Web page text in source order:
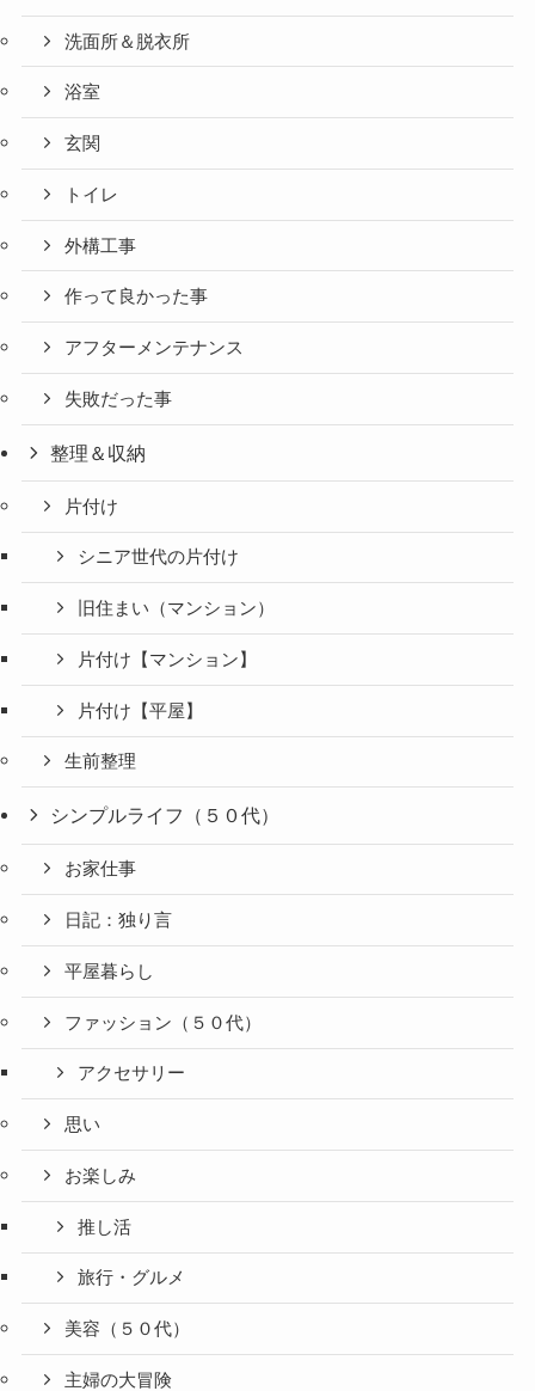
洗面所＆脱衣所
浴室
玄関
トイレ
外構工事
作って良かった事
アフターメンテナンス
失敗だった事
整理＆収納
片付け
シニア世代の片付け
旧住まい（マンション）
片付け【マンション】
片付け【平屋】
生前整理
シンプルライフ（５０代）
お家仕事
日記：独り言
平屋暮らし
ファッション（５０代）
アクセサリー
思い
お楽しみ
推し活
旅行・グルメ
美容（５０代）
主婦の大冒険